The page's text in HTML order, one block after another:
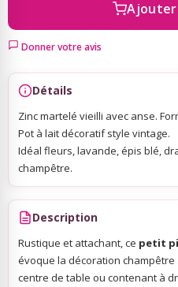
Sky Lanterns
Rubans Tulle Organdi
Scrapbooking, Loisirs
Ajouter
Donner votre avis
Détails
Zinc martelé vieilli avec anse.
Pot à lait décoratif style vintage.
Idéal fleurs, lavande, épis blé,
champêtre.
Description
Rustique et attachant, ce petit
évoque la décoration
centre de table ou contenant à